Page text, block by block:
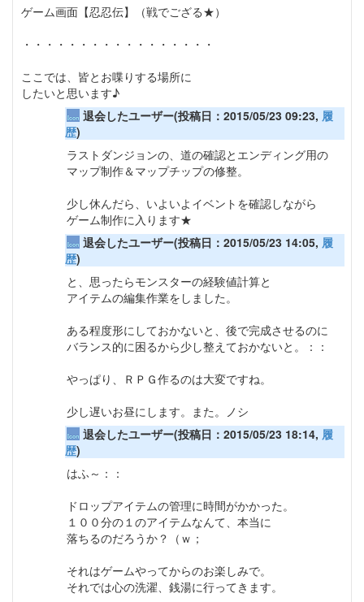
ゲーム画面【忍忍伝】（戦でござる★）
・・・・・・・・・・・・・・・・・
ここでは、皆とお喋りする場所に
したいと思います♪
退会したユーザー(投稿日：2015/05/23 09:23, 履
歴)
ラストダンジョンの、道の確認とエンディング用の
マップ制作＆マップチップの修整。
少し休んだら、いよいよイベントを確認しながら
ゲーム制作に入ります★
退会したユーザー(投稿日：2015/05/23 14:05, 履
歴)
と、思ったらモンスターの経験値計算と
アイテムの編集作業をしました。
ある程度形にしておかないと、後で完成させるのに
バランス的に困るから少し整えておかないと。：：
やっぱり、ＲＰＧ作るのは大変ですね。
少し遅いお昼にします。また。ノシ
退会したユーザー(投稿日：2015/05/23 18:14, 履
歴)
はふ～：：
ドロップアイテムの管理に時間がかかった。
１００分の１のアイテムなんて、本当に
落ちるのだろうか？（ｗ；
それはゲームやってからのお楽しみで。
それでは心の洗濯、銭湯に行ってきます。